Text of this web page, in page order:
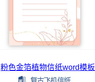
粉色金箔植物信纸word模板